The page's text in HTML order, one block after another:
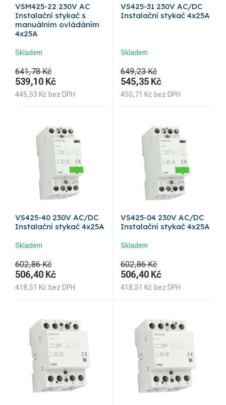
VSM425-22 230V AC
Instalační stykač s
manuálním ovládáním
4x25A
Skladem
641,78 Kč
539,10 Kč
445,53 Kč bez DPH
VS425-31 230V AC/DC
Instalační stykač 4x25A
Skladem
649,23 Kč
545,35 Kč
450,71 Kč bez DPH
VS425-40 230V AC/DC
Instalační stykač 4x25A
Skladem
602,86 Kč
506,40 Kč
418,51 Kč bez DPH
VS425-04 230V AC/DC
Instalační stykač 4x25A
Skladem
602,86 Kč
506,40 Kč
418,51 Kč bez DPH